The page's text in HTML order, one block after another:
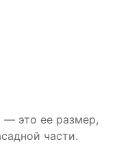
— это ее размер,
части.